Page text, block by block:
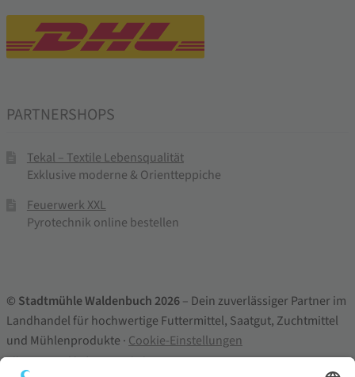
PARTNERSHOPS
Tekal – Textile Lebensqualität
Exklusive moderne & Orientteppiche
Feuerwerk XXL
Pyrotechnik online bestellen
© Stadtmühle Waldenbuch 2026– Dein zuverlässiger Partner im
Landhandel für hochwertige Futtermittel, Saatgut, Zuchtmittel
und Mühlenprodukte · Cookie-Einstellungen
Alle Preise inkl. der gesetzlichen MwSt.